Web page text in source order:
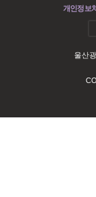
개인정보
울산